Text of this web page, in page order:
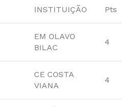
INSTITUIÇÃO Pts
EM OLAVO
BILAC
4
CE COSTA
VIANA
4